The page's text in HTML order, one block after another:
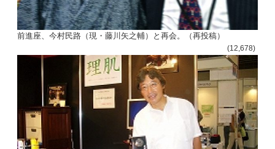
前進座、今村民路（現・藤川矢之輔）と再会。（再投稿）
(12,678)